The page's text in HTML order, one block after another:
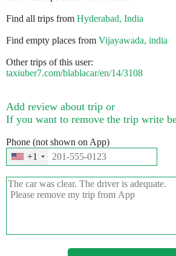
Find all trips from Hyderabad, India
Find empty places from Vijayawada, india
Other trips of this user:
taxiuber7.com/blablacar/en/14/3108
Add review about trip or
If you want to remove the trip write
Phone (not shown on App)
+1